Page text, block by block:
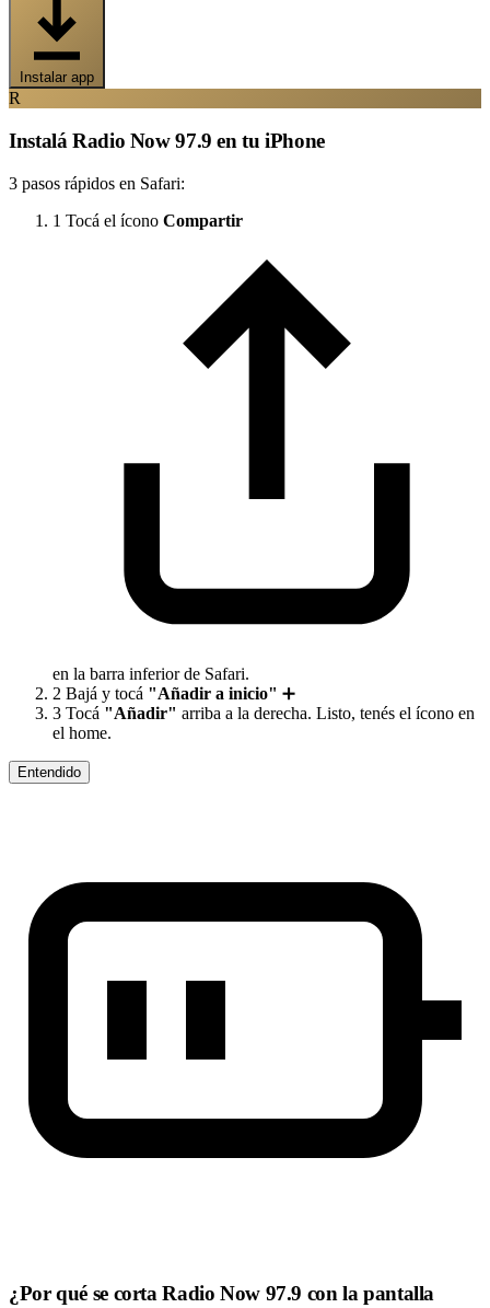
Instalar app
R
Instalá Radio Now 97.9 en tu iPhone
3 pasos rápidos en Safari:
1 Tocá el ícono Compartir
en la barra inferior de Safari.
2 Bajá y tocá "Añadir a inicio" ➕
3 Tocá "Añadir" arriba a la derecha. Listo, tenés el ícono en
el home.
Entendido
¿Por qué se corta Radio Now 97.9 con la pantalla